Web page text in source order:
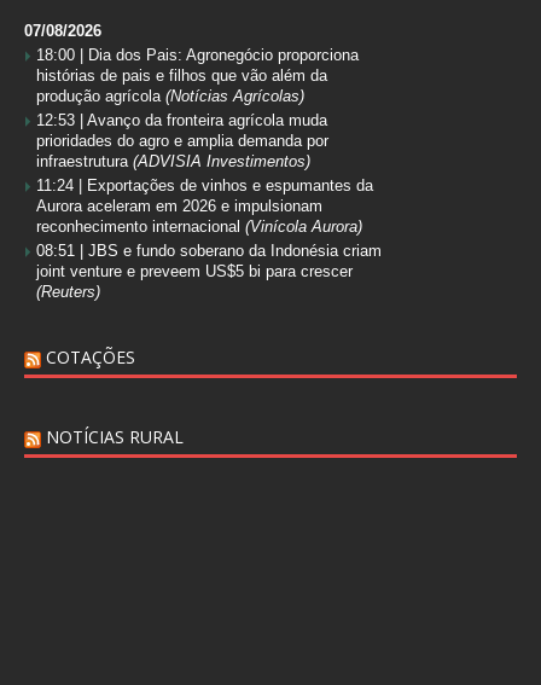
07/08/2026
18:00 |
Dia dos Pais: Agronegócio proporciona
histórias de pais e filhos que vão além da
produção agrícola (Notícias Agrícolas)
12:53 | Avanço da fronteira agrícola muda
prioridades do agro e amplia demanda por
infraestrutura (ADVISIA Investimentos)
11:24 |
Exportações de vinhos e espumantes da
Aurora aceleram em 2026 e impulsionam
reconhecimento internacional (Vinícola Aurora)
08:51 | JBS e fundo soberano da Indonésia criam
joint venture e preveem US$5 bi para crescer
(Reuters)
COTAÇÕES
NOTÍCIAS RURAL